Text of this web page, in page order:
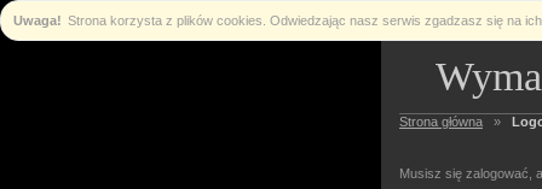
Uwaga! Strona korzysta z plików cookies. Odwiedzając nasz serwis zgadzasz się na
Strona główna »
Musisz się zalogować,